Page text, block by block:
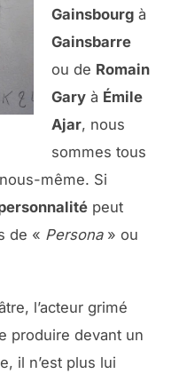
Gainsbourg à
Gainsbarre
ou de Romain
Gary à Émile
Ajar, nous
sommes tous
même. Si
peut
de « Persona» ou
l’acteur grimé
produire devant un
il n’est plus lui